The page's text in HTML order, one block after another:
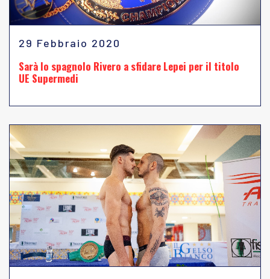
29 Febbraio 2020
Sarà lo spagnolo Rivero a sfidare Lepei per il titolo
UE Supermedi